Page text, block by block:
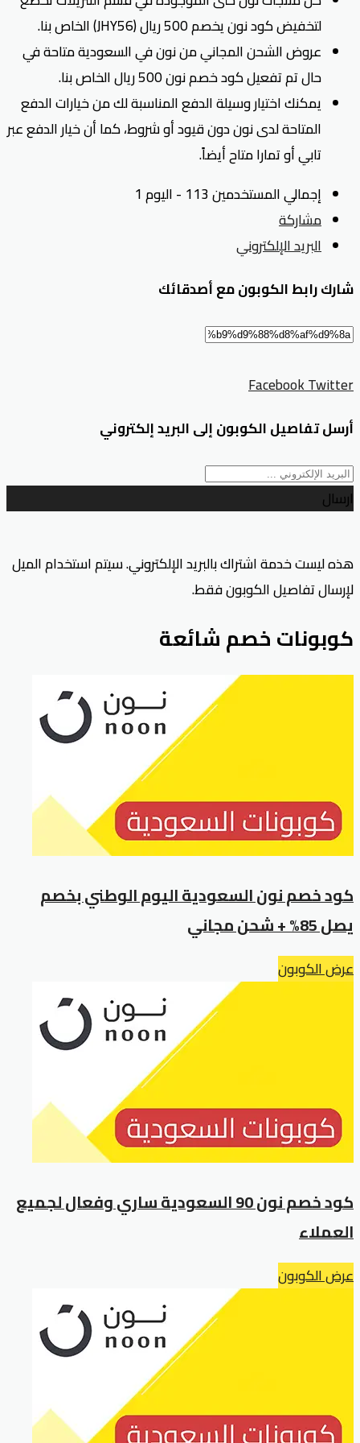
لتخفيض كود نون يخصم 500 ريال (JHY56) الخاص بنا.
عروض الشحن المجاني من نون في السعودية متاحة في
حال تم تفعيل كود خصم نون 500 ريال الخاص بنا.
يمكنك اختيار وسيلة الدفع المناسبة لك من خيارات الدفع
المتاحة لدى نون دون قيود أو شروط، كما أن خيار الدفع عبر
تابي أو تمارا متاح أيضاً.
إجمالي المستخدمين 113 - اليوم 1
مشاركة
البريد الإلكتروني
شارك رابط الكوبون مع أصدقائك
FacebookTwitter
أرسل تفاصيل الكوبون إلى البريد إلكتروني
ارسال
هذه ليست خدمة اشتراك بالبريد الإلكتروني. سيتم استخدام الميل
لإرسال تفاصيل الكوبون فقط.
كوبونات خصم شائعة
كود خصم نون السعودية اليوم الوطني بخصم
يصل 85% + شحن مجاني
عرض الكوبون
كود خصم نون 90 السعودية ساري وفعال لجميع
العملاء
عرض الكوبون